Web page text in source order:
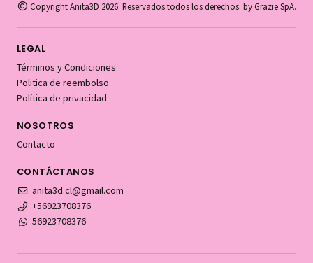
Copyright Anita3D 2026. Reservados todos los derechos. by Grazie SpA.
LEGAL
Términos y Condiciones
Politica de reembolso
Política de privacidad
NOSOTROS
Contacto
CONTÁCTANOS
anita3d.cl@gmail.com
+56923708376
56923708376